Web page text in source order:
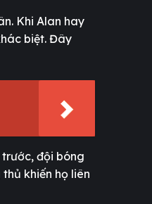
Khi Alan hay
biệt. Đây
đội bóng
khiến họ liên